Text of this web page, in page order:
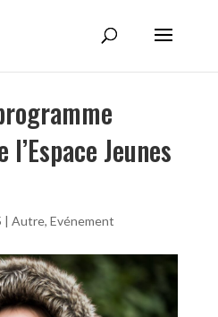
Jeunes
| Autre, Evénement